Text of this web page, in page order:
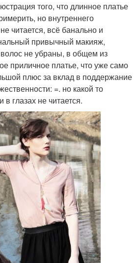
того, что длинное платье
но внутреннего
читается, всё банально и
привычный макияж,
не убраны, в общем из
приличное платье, что уже само
плюс за вклад в поддержание
=. но какой то
в глазах не читается.